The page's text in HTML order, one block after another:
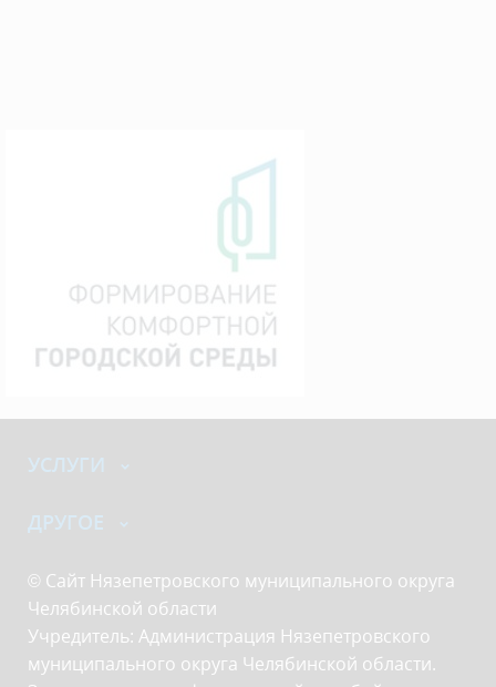
УСЛУГИ
ДРУГОЕ
© Сайт Нязепетровского муниципального округа
Челябинской области
Учредитель: Администрация Нязепетровского
муниципального округа Челябинской области.